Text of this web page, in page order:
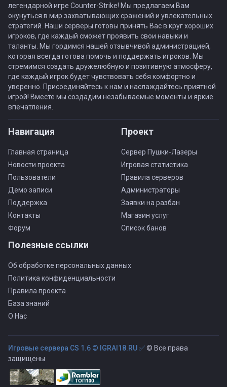
легендарной игре Counter-Strike! Мы предлагаем Вам
окунуться в мир захватывающих сражений и увлекательных
стратегий. Наши серверы готовы принять Вас в круг хороших
игроков, где каждый сможет проявить свои навыки и
таланты. Мы гордимся нашей отзывчивой администрацией,
которая всегда готова помочь и поддержать игроков. Мы
стремимся создать дружелюбную и позитивную атмосферу,
где каждый игрок будет чувствовать себя комфортно и
уверенно. Присоединяйтесь к нам и наслаждайтесь приятной
игрой! Вместе мы создадим незабываемые моменты и яркие
впечатления.
Навигация
Главная страница
Новости проекта
Пользователи
Демо записи
Поддержка
Контакты
Форум
Проект
Сервер Пушки-Лазеры
Игровая статистика
Правила серверов
Администраторы
Заявки на разбан
Магазин услуг
Список банов
Полезные ссылки
Об обработке персональных данных
Политика конфиденциальности
Правила проекта
База знаний
О Нас
Игровые сервера CS 1.6 © IGRAI18.RU ✅© Все права
защищены